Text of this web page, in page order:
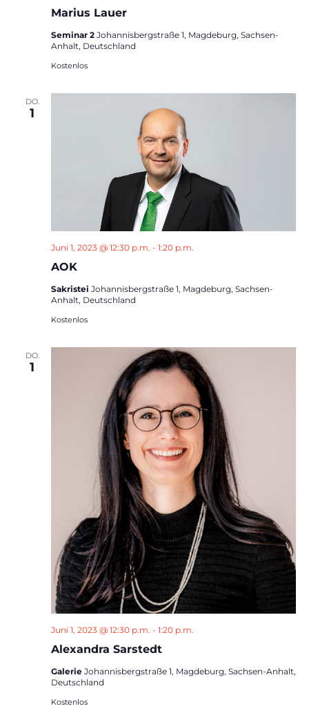
Marius Lauer
Seminar 2 Johannisbergstraße 1, Magdeburg, Sachsen-
Anhalt, Deutschland
Kostenlos
DO.
1
AOK
Juni 1, 2023 @ 12:30 p.m. - 1:20 p.m.
Sakristei Johannisbergstraße 1, Magdeburg, Sachsen-
Anhalt, Deutschland
Kostenlos
DO.
1
Alexandra Sarstedt
Juni 1, 2023 @ 12:30 p.m. - 1:20 p.m.
Galerie Johannisbergstraße 1, Magdeburg, Sachsen-Anhalt,
Deutschland
Kostenlos